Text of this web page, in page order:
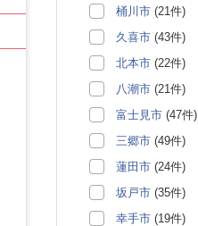
桶川市 (21件)
久喜市 (43件)
北本市 (22件)
八潮市 (21件)
富士見市 (47件)
三郷市 (49件)
蓮田市 (24件)
坂戸市 (35件)
幸手市 (19件)